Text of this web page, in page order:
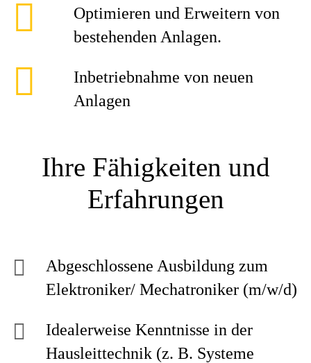
Optimieren und Erweitern von
bestehenden Anlagen.
Inbetriebnahme von neuen
Anlagen
Ihre Fähigkeiten und
Erfahrungen
Abgeschlossene Ausbildung zum
Elektroniker/ Mechatroniker (m/w/d)
Idealerweise Kenntnisse in der
Hausleittechnik (z. B. Systeme